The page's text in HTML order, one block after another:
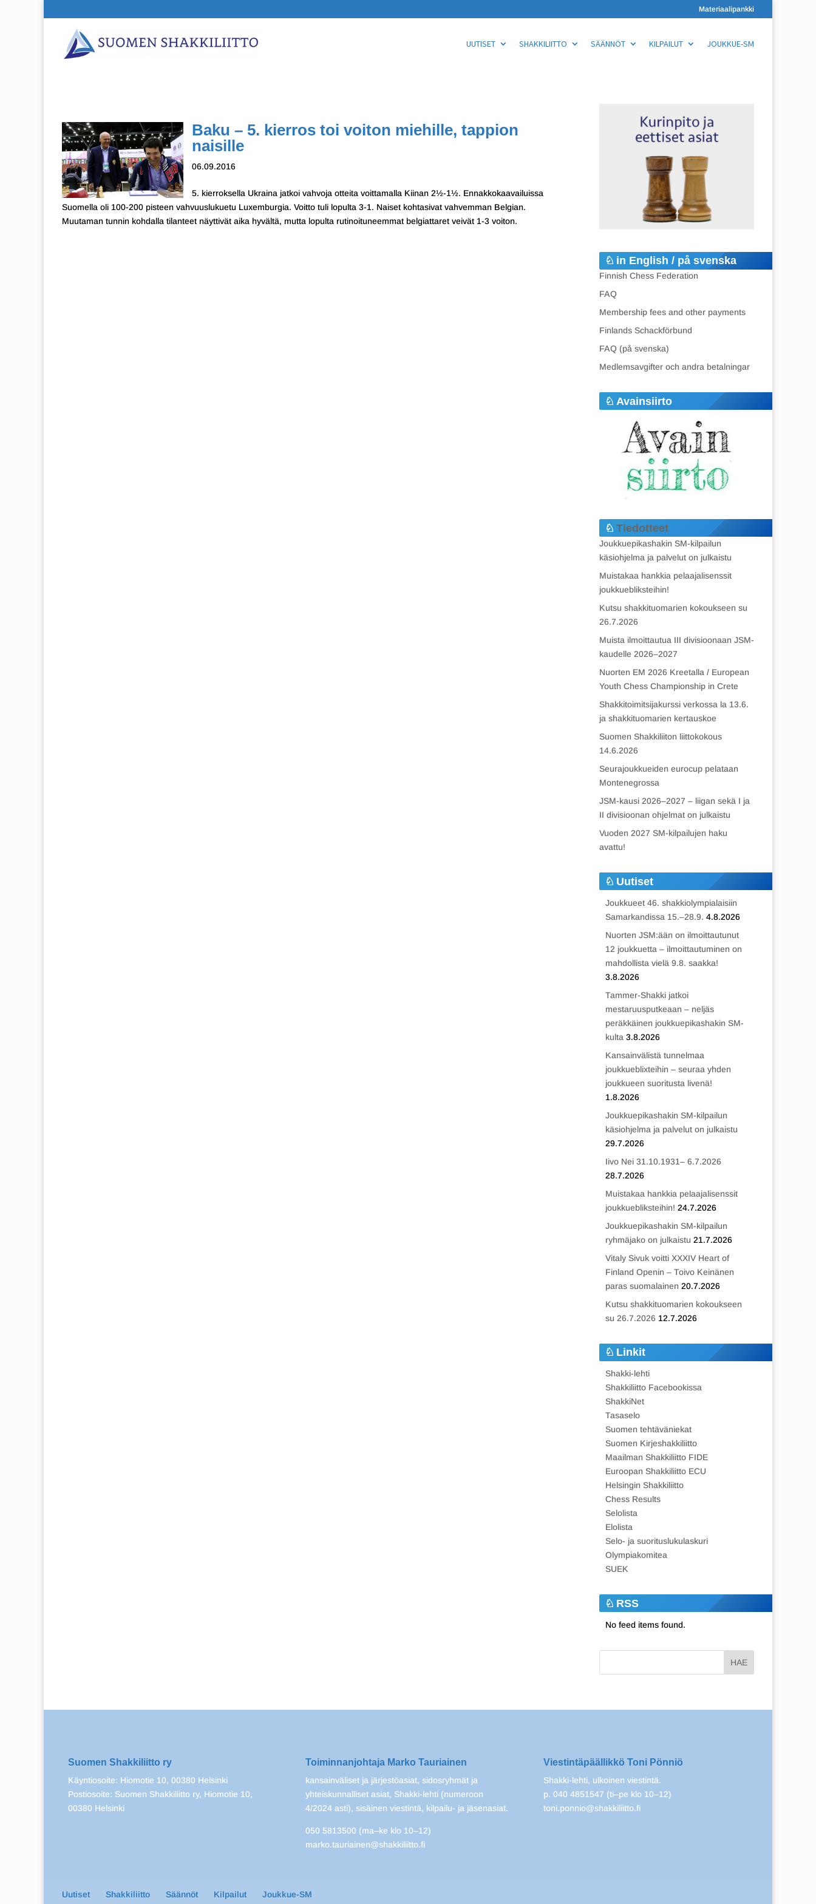
Materiaalipankki
UUTISET SHAKKILIITTO SÄÄNNÖT KILPAILUT JOUKKUE-SM
Baku – 5. kierros toi voiton miehille, tappion
naisille
06.09.2016
5. kierroksella Ukraina jatkoi vahvoja otteita voittamalla Kiinan 2½-1½. Ennakkokaavailuissa
Suomella oli 100-200 pisteen vahvuuslukuetu Luxemburgia. Voitto tuli lopulta 3-1. Naiset kohtasivat vahvemman Belgian.
Muutaman tunnin kohdalla tilanteet näyttivät aika hyvältä, mutta lopulta rutinoituneemmat belgiattaret veivät 1-3 voiton.
in English / på svenska
Finnish Chess Federation
FAQ
Membership fees and other payments
Finlands Schackförbund
FAQ (på svenska)
Medlemsavgifter och andra betalningar
Avainsiirto
Tiedotteet
Joukkuepikashakin SM-kilpailun
käsiohjelma ja palvelut on julkaistu
Muistakaa hankkia pelaajalisenssit
joukkuebliksteihin!
Kutsu shakkituomarien kokoukseen su
26.7.2026
Muista ilmoittautua III divisioonaan JSM-
kaudelle 2026–2027
Nuorten EM 2026 Kreetalla / European
Youth Chess Championship in Crete
Shakkitoimitsijakurssi verkossa la 13.6.
ja shakkituomarien kertauskoe
Suomen Shakkiliiton liittokokous
14.6.2026
Seurajoukkueiden eurocup pelataan
Montenegrossa
JSM-kausi 2026–2027 – liigan sekä I ja
II divisioonan ohjelmat on julkaistu
Vuoden 2027 SM-kilpailujen haku
avattu!
Uutiset
Joukkueet 46. shakkiolympialaisiin
Samarkandissa 15.–28.9. 4.8.2026
Nuorten JSM:ään on ilmoittautunut
12 joukkuetta – ilmoittautuminen on
mahdollista vielä 9.8. saakka!
3.8.2026
Tammer-Shakki jatkoi
mestaruusputkeaan – neljäs
peräkkäinen joukkuepikashakin SM-
kulta 3.8.2026
Kansainvälistä tunnelmaa
joukkueblixteihin – seuraa yhden
joukkueen suoritusta livenä!
1.8.2026
Joukkuepikashakin SM-kilpailun
käsiohjelma ja palvelut on julkaistu
29.7.2026
Iivo Nei 31.10.1931– 6.7.2026
28.7.2026
Muistakaa hankkia pelaajalisenssit
joukkuebliksteihin! 24.7.2026
Joukkuepikashakin SM-kilpailun
ryhmäjako on julkaistu 21.7.2026
Vitaly Sivuk voitti XXXIV Heart of
Finland Openin – Toivo Keinänen
paras suomalainen 20.7.2026
Kutsu shakkituomarien kokoukseen
su 26.7.2026 12.7.2026
Linkit
Shakki-lehti
Shakkiliitto Facebookissa
ShakkiNet
Tasaselo
Suomen tehtäväniekat
Suomen Kirjeshakkiliitto
Maailman Shakkiliitto FIDE
Euroopan Shakkiliitto ECU
Helsingin Shakkiliitto
Chess Results
Selolista
Elolista
Selo- ja suorituslukulaskuri
Olympiakomitea
SUEK
RSS
No feed items found.
Suomen Shakkiliitto ry
Käyntiosoite: Hiomotie 10, 00380 Helsinki
Postiosoite: Suomen Shakkiliitto ry, Hiomotie 10,
00380 Helsinki
Toiminnanjohtaja Marko Tauriainen
kansainväliset ja järjestöasiat, sidosryhmät ja
yhteiskunnalliset asiat, Shakki-lehti (numeroon
4/2024 asti), sisäinen viestintä, kilpailu- ja jäsenasiat.
050 5813500 (ma–ke klo 10–12)
marko.tauriainen@shakkiliitto.fi
Viestintäpäällikkö Toni Pönniö
Shakki-lehti, ulkoinen viestintä.
p. 040 4851547 (ti–pe klo 10–12)
toni.ponnio@shakkiliitto.fi
Uutiset Shakkiliitto Säännöt Kilpailut Joukkue-SM